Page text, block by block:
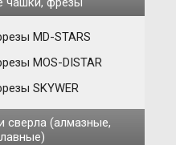
MD-STARS
MOS-DISTAR
SKYWER
сверла (алмазные,